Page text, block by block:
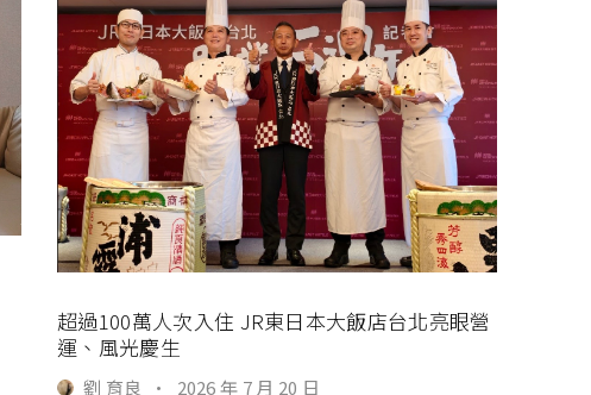
超過100萬人次入住 JR東日本大飯店台北亮眼營
運、風光慶生
劉 育良 ·
2026 年 7 月 20 日